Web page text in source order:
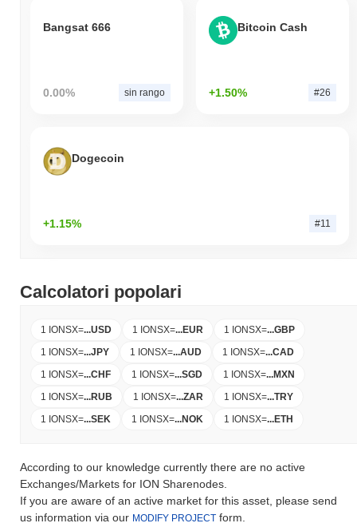
Bangsat 666
0.00% sin rango
Bitcoin Cash
+1.50% #26
Dogecoin
+1.15% #11
Calcolatori popolari
1 IONSX=...USD 1 IONSX=...EUR 1 IONSX=...GBP
1 IONSX=...JPY 1 IONSX=...AUD 1 IONSX=...CAD
1 IONSX=...CHF 1 IONSX=...SGD 1 IONSX=...MXN
1 IONSX=...RUB 1 IONSX=...ZAR 1 IONSX=...TRY
1 IONSX=...SEK 1 IONSX=...NOK 1 IONSX=...ETH
According to our knowledge currently there are no active
Exchanges/Markets for ION Sharenodes.
If you are aware of an active market for this asset, please send
us information via our MODIFY PROJECT form.